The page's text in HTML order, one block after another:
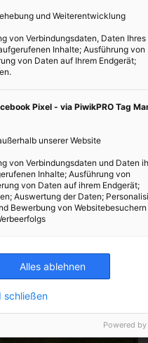
und Weiterentwicklung
von Verbindungsdaten, Daten Ihres
Inhalte; Ausführung von
von Daten auf Ihrem Endgerät;
Pixel - via PiwikPRO Tag
unserer Website
von Verbindungsdaten und Daten
Inhalte; Ausführung von
von Daten auf ihrem Endgerät;
Auswertung der Daten;
Bewerbung von
Alles ablehnen
schließen
Powered by